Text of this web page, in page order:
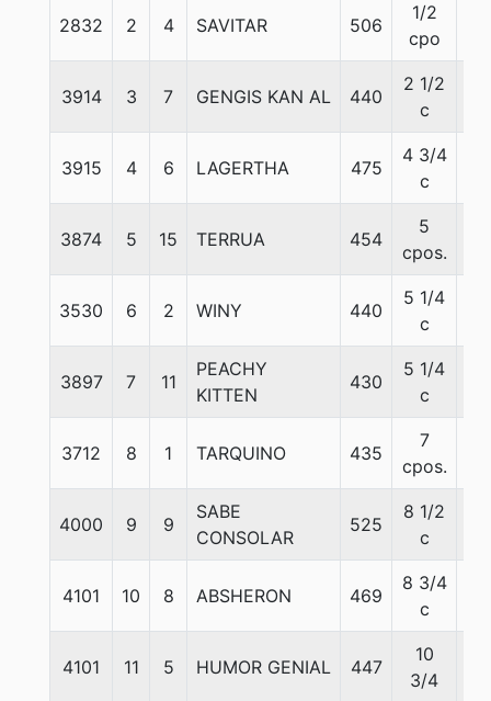
2832 2 4 SAVITAR 506
1/2
cpo
3914 3 7 GENGIS KAN AL 440
2 1/2
c
3915 4 6 LAGERTHA 475
4 3/4
c
3874 5 15 TERRUA 454
5
cpos.
3530 6 2 WINY 440
5 1/4
c
3897 7 11
PEACHY
KITTEN
430
5 1/4
c
3712 8 1 TARQUINO 435
7
cpos.
4000 9 9
SABE
CONSOLAR
525
8 1/2
c
4101 10 8 ABSHERON 469
8 3/4
c
4101 11 5 HUMOR GENIAL 447
10
3/4